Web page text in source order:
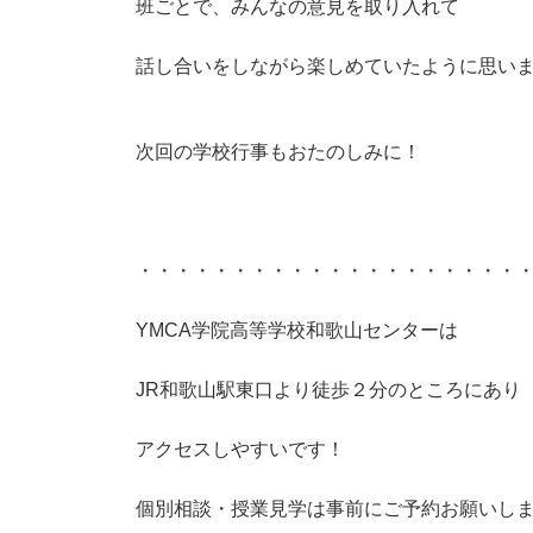
班ごとで、みんなの意見を取り入れて
話し合いをしながら楽しめていたように思いま
次回の学校行事もおたのしみに！
・・・・・・・・・・・・・・・・・・・・
YMCA学院高等学校和歌山センターは
JR和歌山駅東口より徒歩２分のところにあり
アクセスしやすいです！
個別相談・授業見学は事前にご予約お願いしま